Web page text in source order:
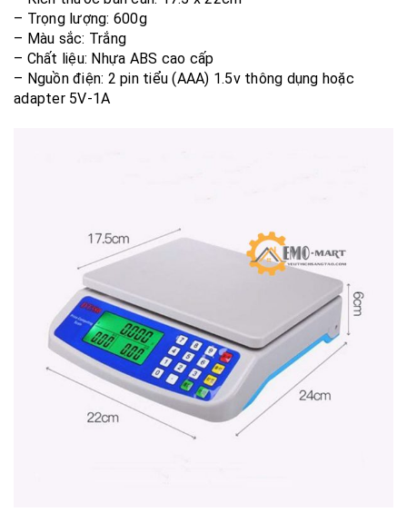
– Trọng lượng: 600g
– Màu sắc: Trắng
– Chất liệu: Nhựa ABS cao cấp
– Nguồn điện: 2 pin tiểu (AAA) 1.5v thông dụng hoặc
adapter 5V-1A